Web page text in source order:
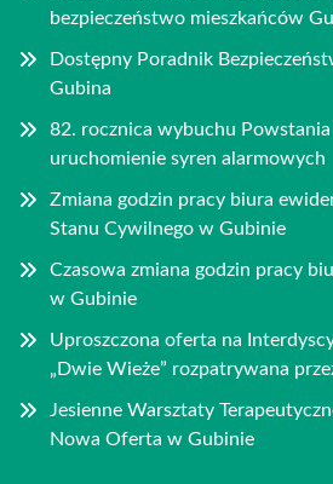
bezpieczeństwo mieszkańców
Dostępny Poradnik
Gubina
82. rocznica wybuchu
uruchomienie syren alarmowych
Zmiana godzin pracy biura
Stanu Cywilnego w Gubinie
Czasowa zmiana godzin pracy
w Gubinie
Uproszczona oferta na
„Dwie Wieże” rozpatrywana
Jesienne Warsztaty
Nowa Oferta w Gubinie